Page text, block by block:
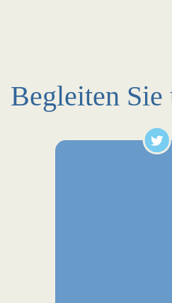
Begleiten Sie